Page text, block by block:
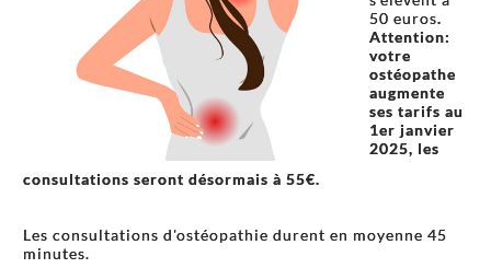
50 euros.
Attention:
votre
ostéopathe
augmente
ses tarifs au
1er janvier
2025, les
consultations seront désormais à 55€.
Les consultations d'ostéopathie durent en moyenne 45
minutes.